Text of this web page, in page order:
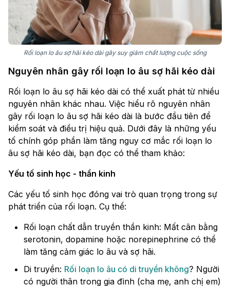
Rối loạn lo âu sợ hãi kéo dài gây suy giảm chất lượng cuộc sống
Nguyên nhân gây rối loạn lo âu sợ hãi kéo dài
Rối loạn lo âu sợ hãi kéo dài có thể xuất phát từ nhiều
nguyên nhân khác nhau. Việc hiểu rõ nguyên nhân
gây rối loạn lo âu sợ hãi kéo dài là bước đầu tiên để
kiểm soát và điều trị hiệu quả. Dưới đây là những yếu
tố chính góp phần làm tăng nguy cơ mắc rối loạn lo
âu sợ hãi kéo dài, bạn đọc có thể tham khảo:
Yếu tố sinh học - thần kinh
Các yếu tố sinh học đóng vai trò quan trọng trong sự
phát triển của rối loạn. Cụ thể:
Rối loạn chất dẫn truyền thần kinh: Mất cân bằng
serotonin, dopamine hoặc norepinephrine có thể
làm tăng cảm giác lo âu và sợ hãi.
Di truyền: Rối loạn lo âu có di truyền không? Người
có người thân trong gia đình (cha mẹ, anh chị em)